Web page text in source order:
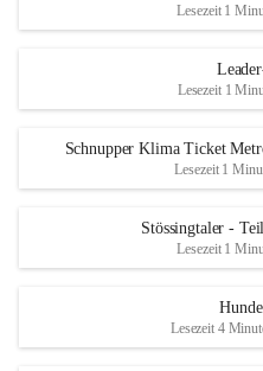
Lesezeit 1
Lesezeit 1
Schnupper Klima Ticket
Lesezeit 1
Stössingtaler -
Lesezeit 1
Lesezeit 4